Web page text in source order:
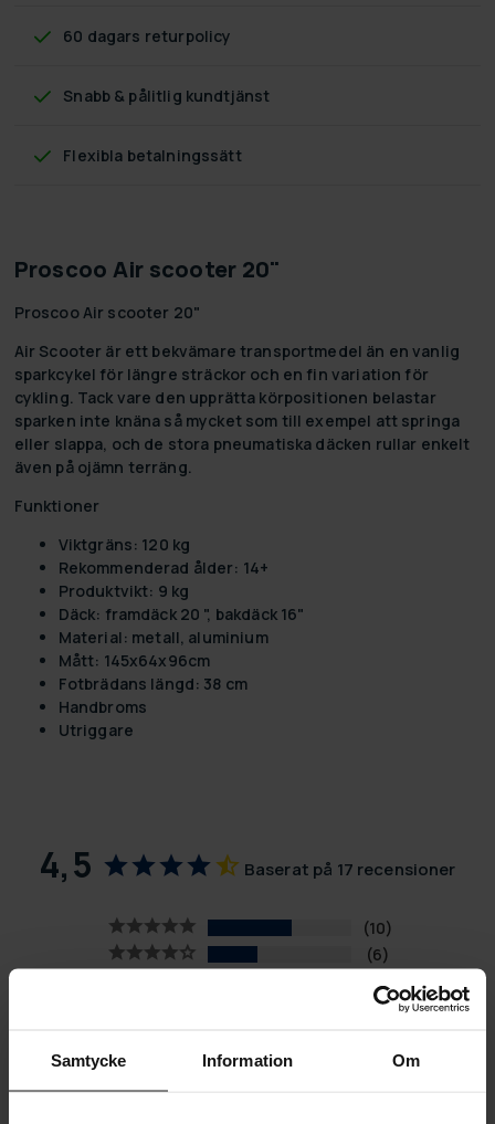
Samtycke Information Om
60 dagars returpolicy
Snabb & pålitlig kundtjänst
Flexibla betalningssätt
Proscoo Air scooter 20"
Proscoo Air scooter 20"
Air Scooter är ett bekvämare transportmedel än en vanlig
sparkcykel för längre sträckor och en fin variation för
cykling. Tack vare den upprätta körpositionen belastar
sparken inte knäna så mycket som till exempel att springa
eller slappa, och de stora pneumatiska däcken rullar enkelt
även på ojämn terräng.
Funktioner
Viktgräns: 120 kg
Rekommenderad ålder: 14+
Produktvikt: 9 kg
Däck: framdäck 20 ", bakdäck 16"
Material: metall, aluminium
Mått: 145x64x96cm
Fotbrädans längd: 38 cm
Handbroms
Utriggare
4,5 Baserat på 17 recensioner
10
6
0